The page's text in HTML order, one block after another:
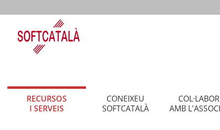
RECURSOS
I SERVEIS
CONEIXEU
SOFTCATALÀ
AMB